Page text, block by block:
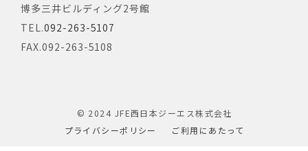
博多三井ビルディング2号館
TEL.092-263-5107
FAX.092-263-5108
© 2024 JFE西日本ジーエス株式会社
プライバシーポリシー
ご利用にあたって